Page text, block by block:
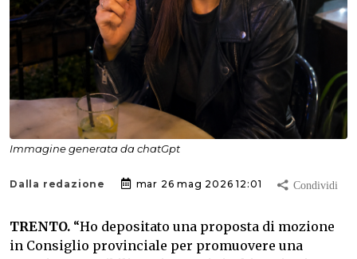
Immagine generata da chatGpt
Dalla redazione mar 26 mag 2026 12:01
TRENTO. “Ho depositato una proposta di mozione
in Consiglio provinciale per promuovere una